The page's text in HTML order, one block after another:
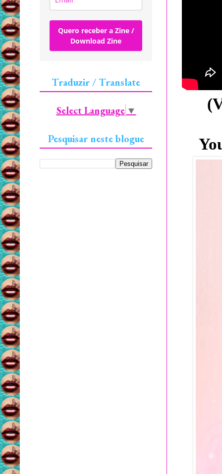
Quero receber a Zine /
Download Zine
Traduzir / Translate
Select Language ▼
Pesquisar neste blogue